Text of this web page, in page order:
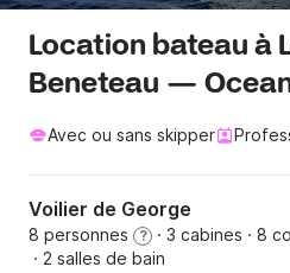
Location bateau à
Beneteau —
Avec ou sans skipper
Voilier de George
8 personnes ? · 3 cabines · 8
· 2 salles de bain